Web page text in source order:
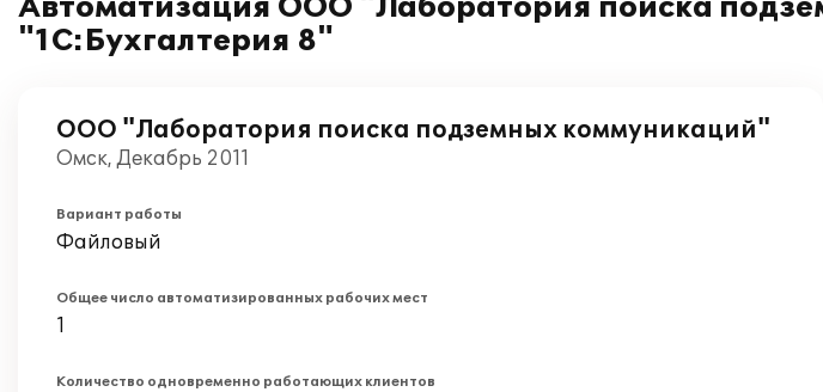
Автоматизация ООО "Лаборатория поиска
"1С:Бухгалтерия 8"
ООО "Лаборатория поиска подземных коммуникаций"
Омск, Декабрь 2011
Вариант работы
Файловый
Общее число автоматизированных рабочих мест
1
Количество одновременно работающих клиентов